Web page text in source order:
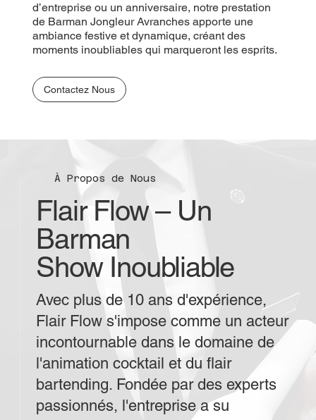
d’entreprise ou un anniversaire, notre prestation
de Barman Jongleur Avranches apporte une
ambiance festive et dynamique, créant des
moments inoubliables qui marqueront les esprits.
Contactez Nous
À Propos de Nous
Flair Flow – Un
Barman
Show Inoubliable
Avec plus de 10 ans d'expérience,
Flair Flow s'impose comme un acteur
incontournable dans le domaine de
l'animation cocktail et du flair
bartending. Fondée par des experts
passionnés, l'entreprise a su